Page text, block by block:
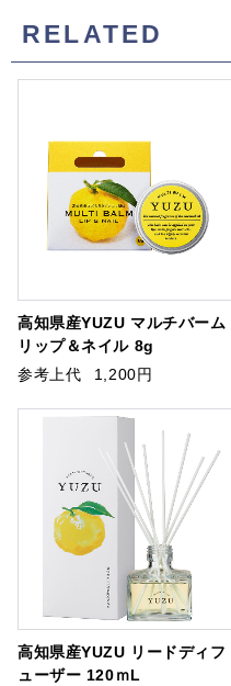
RELATED
高知県産YUZU マルチバーム
リップ＆ネイル 8g
参考上代
1,200円
高知県産YUZU リードディフ
ューザー 120ｍL